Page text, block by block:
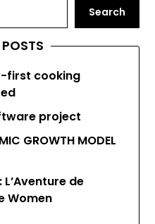
Search
first cooking
project
GROWTH MODEL
de
Women